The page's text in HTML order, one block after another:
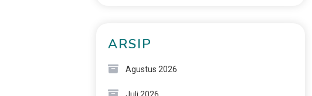
ARSIP
Agustus 2026